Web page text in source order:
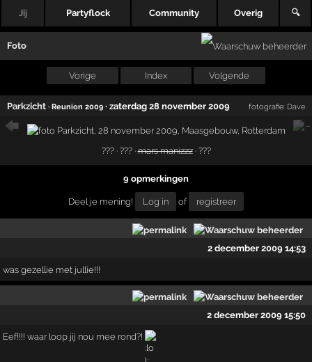
Jij Partyflock Community Overig 🔍
Foto
Vorige Index Volgende
Parkzicht · Reunion 2009 ·zaterdag 28 november 2009 fotografie: Dave
??? · ??? ·mars manizzz· ???
9 opmerkingen
Deel je mening! Log in of registreer
2 december 2009 14:53
was gezellie met jullie!!!
2 december 2009 15:50
Eef!!!! waar loop jij nou mee rond?!